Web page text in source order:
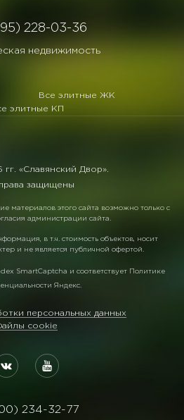
228-03-36
недвижимость
Все элитные ЖК
элитные КП
гг. «Славянский Двор».
защищены
материалов этого сайта возможно только с
администрации сайта.
в т.ч. стоимость объектов, носит
и не является публичной офертой.
SmartCaptcha и соответствует Политике
Яндекс.
персональных данных
cookie
234-32-77